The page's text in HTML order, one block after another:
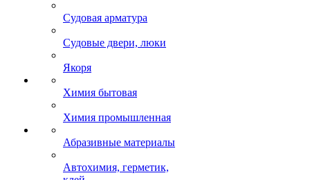
Судовая арматура
Судовые двери, люки
Якоря
Химия бытовая
Химия промышленная
Абразивные материалы
Автохимия, герметик,